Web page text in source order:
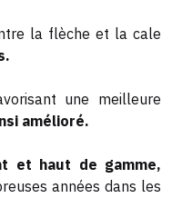
la flèche et la cale
une meilleure
amélioré.
et haut de gamme,
années dans les